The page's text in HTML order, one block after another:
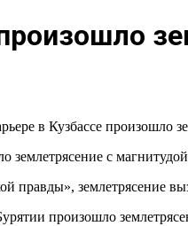
в Кузбассе произошло
землетрясение с
правды», землетрясение
произошло